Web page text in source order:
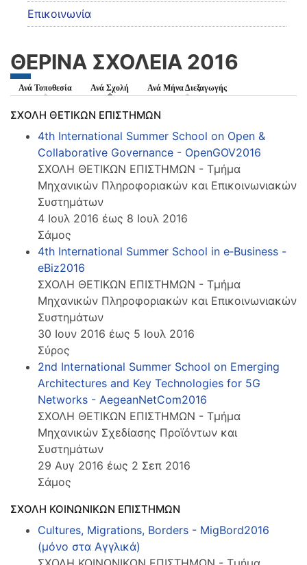
Επικοινωνία
ΘΕΡΙΝΑ ΣΧΟΛΕΙΑ 2016
Ανά Τοποθεσία Ανά Σχολή (ενεργή καρτέλα)
Ανά Μήνα Διεξαγωγής
ΣΧΟΛΗ ΘΕΤΙΚΩΝ ΕΠΙΣΤΗΜΩΝ
4th International Summer School on Open &
Collaborative Governance - OpenGOV2016
ΣΧΟΛΗ ΘΕΤΙΚΩΝ ΕΠΙΣΤΗΜΩΝ - Τμήμα
Μηχανικών Πληροφοριακών και Επικοινωνιακών
Συστημάτων
4 Ιουλ 2016 έως 8 Ιουλ 2016
Σάμος
4th International Summer School in e‑Business -
eBiz2016
ΣΧΟΛΗ ΘΕΤΙΚΩΝ ΕΠΙΣΤΗΜΩΝ - Τμήμα
Μηχανικών Πληροφοριακών και Επικοινωνιακών
Συστημάτων
30 Ιουν 2016 έως 5 Ιουλ 2016
Σύρος
2nd International Summer School on Emerging
Architectures and Key Technologies for 5G
Networks - AegeanNetCom2016
ΣΧΟΛΗ ΘΕΤΙΚΩΝ ΕΠΙΣΤΗΜΩΝ - Τμήμα
Μηχανικών Σχεδίασης Προϊόντων και
Συστημάτων
29 Αυγ 2016 έως 2 Σεπ 2016
Σάμος
ΣΧΟΛΗ ΚΟΙΝΩΝΙΚΩΝ ΕΠΙΣΤΗΜΩΝ
Cultures, Migrations, Borders - MigBord2016
(μόνο στα Αγγλικά)